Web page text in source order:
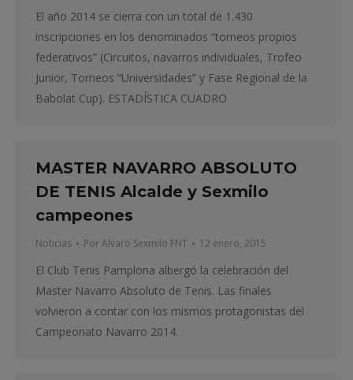
El año 2014 se cierra con un total de 1.430
inscripciones en los denominados “torneos propios
federativos” (Circuitos, navarros individuales, Trofeo
Junior, Torneos “Universidades” y Fase Regional de la
Babolat Cup). ESTADÍSTICA CUADRO
MASTER NAVARRO ABSOLUTO
DE TENIS Alcalde y Sexmilo
campeones
Noticias PorAlvaro Sexmilo FNT 12 enero, 2015
El Club Tenis Pamplona albergó la celebración del
Master Navarro Absoluto de Tenis. Las finales
volvieron a contar con los mismos protagonistas del
Campeonato Navarro 2014.